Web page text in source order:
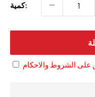
كمية:
على الشروط والاحكام